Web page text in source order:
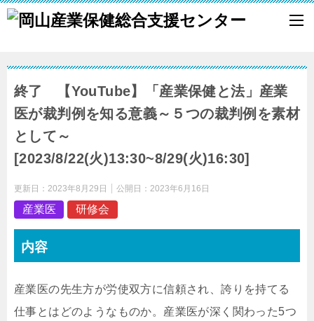
終了 【YouTube】「産業保健と法」産業
医が裁判例を知る意義～５つの裁判例を素材
として～
[2023/8/22(火)13:30~8/29(火)16:30]
更新日： 2023年8月29日 公開日： 2023年6月16日
産業医 研修会
内容
産業医の先生方が労使双方に信頼され、誇りを持てる
仕事とはどのようなものか。産業医が深く関わった5つ